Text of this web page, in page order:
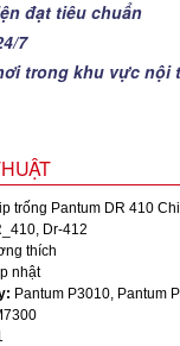
đạt tiêu chuẩn
7
trong khu vực nội
trống Pantum DR 410
Dr-412
thích
nhật
Pantum P3010, Pantum